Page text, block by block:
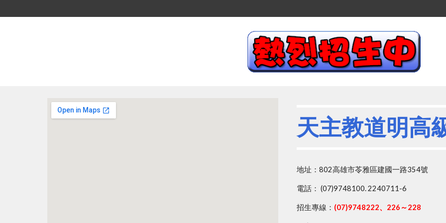
天主教道明高
地址：802高雄市苓雅區建國一路354號
電話： (07)9748100. 2240711-6
招生專線： (07)9748222、226～228